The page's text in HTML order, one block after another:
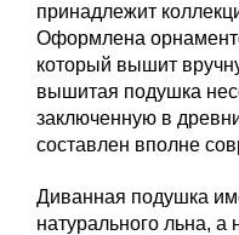
принадлежит
Оформлена
который вышит
вышитая подушка
заключенную в
составлен вполне
Диванная подушка
натурального льна,